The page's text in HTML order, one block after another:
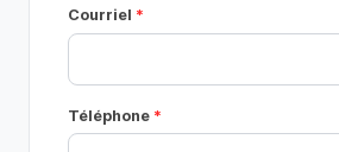
Courriel
Téléphone